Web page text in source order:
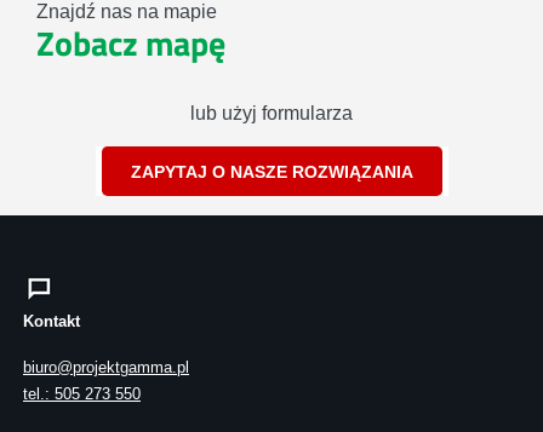
Znajdź nas na mapie
Zobacz mapę
lub użyj formularza
ZAPYTAJ O NASZE ROZWIĄZANIA
Kontakt
biuro@projektgamma.pl
tel.: 505 273 550